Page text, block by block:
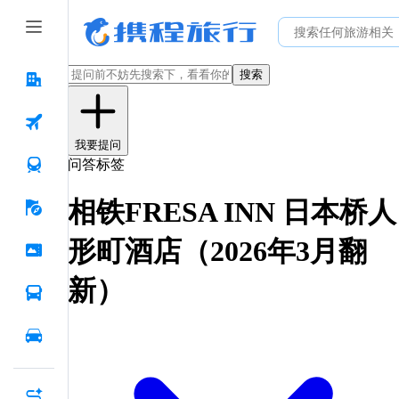
搜索
我要提问
问答标签
相铁FRESA INN 日本桥人
形町酒店（2026年3月翻
新）